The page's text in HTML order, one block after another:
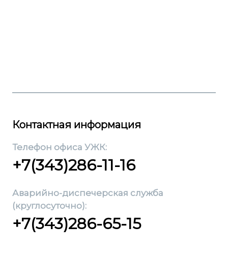
Контактная информация
Телефон офиса УЖК:
+7(343)286-11-16
Аварийно-диспечерская служба
(круглосуточно):
+7(343)286-65-15